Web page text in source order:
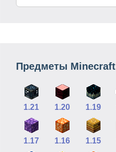
Предметы Minecraft
1.21 1.20 1.19
1.17 1.16 1.15